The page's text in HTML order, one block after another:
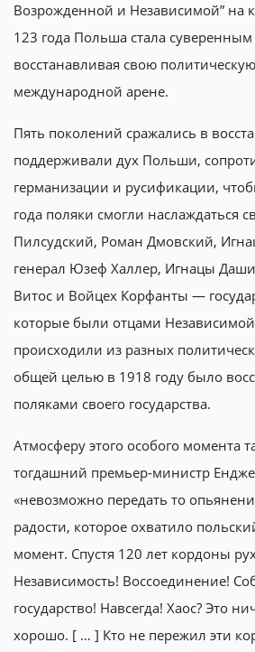
Возрожденной и Независимой” на
123 года Польша стала суверенным
восстанавливая свою
международной арене.
Пять поколений сражались в
поддерживали дух Польши,
германизации и русификации,
года поляки смогли наслаждаться
Пилсудский, Роман Дмовский,
генерал Юзеф Халлер, Игнацы
Витос и Войцех Корфанты —
которые были отцами
происходили из разных
общей целью в 1918 году было
поляками своего государства.
Атмосферу этого особого момента
тогдашний премьер-министр
«невозможно передать то
радости, которое охватило
момент. Спустя 120 лет кордоны
Независимость! Воссоединение!
государство! Навсегда! Хаос? Это
хорошо. [ … ] Кто не пережил эти